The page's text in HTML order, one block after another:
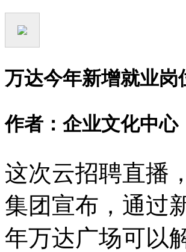
万达今年新增就业岗
作者：企业文化中心
这次云招聘直播
集团宣布，通过
年万达广场可以